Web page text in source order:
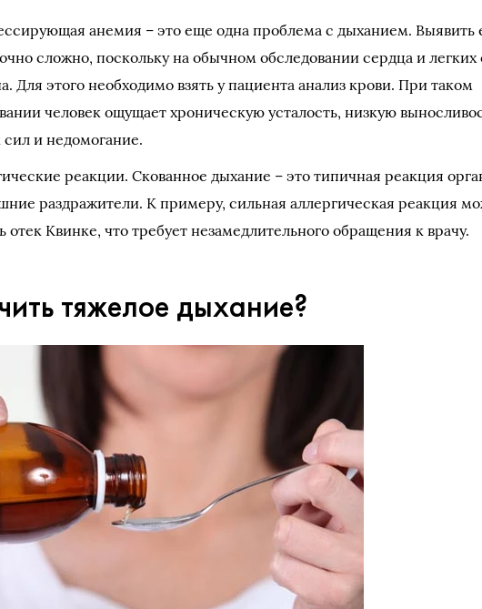
анемия – это еще одна проблема с дыханием. Выявить
сложно, поскольку на обычном обследовании сердца и легких
Для этого необходимо взять у пациента анализ крови. При таком
человек ощущает хроническую усталость, низкую
сил и недомогание.
реакции. Скованное дыхание – это типичная реакция
раздражители. К примеру, сильная аллергическая реакция
отек Квинке, что требует незамедлительного обращения к врачу.
тяжелое дыхание?